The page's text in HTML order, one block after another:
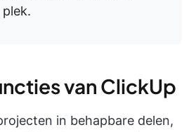
van ClickUp
in behapbare delen,